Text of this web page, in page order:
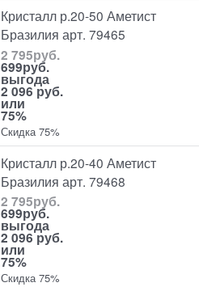
Кристалл р.20-50 Аметист
Бразилия арт. 79465
2 795руб.
699руб.
выгода
2 096 руб.
или
75%
Скидка 75%
Кристалл р.20-40 Аметист
Бразилия арт. 79468
2 795руб.
699руб.
выгода
2 096 руб.
или
75%
Скидка 75%